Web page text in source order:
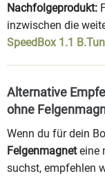
Nachfolgeprodukt:
inzwischen die
SpeedBox 1.1
Alternative
ohne
Wenn du für dein
Felgenmagneteine
suchst, empfehlen